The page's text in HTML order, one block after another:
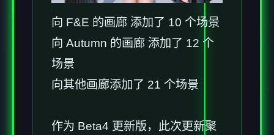
向 F&E 的画廊 添加了 10 个场景
向 Autumn 的画廊 添加了 12 个
场景
向其他画廊添加了 21 个场景
作为 Beta4 更新版，此次更新聚